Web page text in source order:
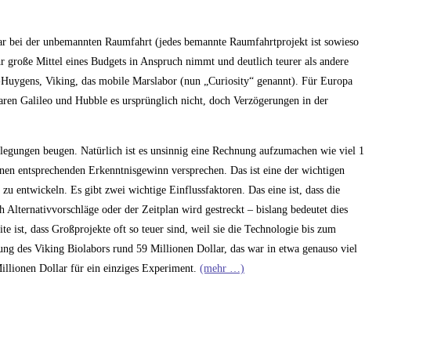
der unbemannten Raumfahrt (jedes bemannte Raumfahrtprojekt ist sowieso
Mittel eines Budgets in Anspruch nimmt und deutlich teurer als andere
Viking, das mobile Marslabor (nun „Curiosity“ genannt). Für Europa
Galileo und Hubble es ursprünglich nicht, doch Verzögerungen in der
beugen. Natürlich ist es unsinnig eine Rechnung aufzumachen wie viel 1
entsprechenden Erkenntnisgewinn versprechen. Das ist eine der wichtigen
entwickeln. Es gibt zwei wichtige Einflussfaktoren. Das eine ist, dass die
oder der Zeitplan wird gestreckt – bislang bedeutet dies
ist, dass Großprojekte oft so teuer sind, weil sie die Technologie bis zum
des Viking Biolabors rund 59 Millionen Dollar, das war in etwa genauso viel
Dollar für ein einziges Experiment. (mehr …)